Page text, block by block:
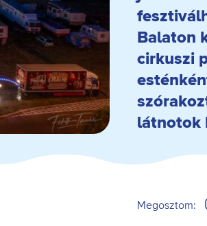
Balaton
cirkuszi
látnotok
Megosztom: